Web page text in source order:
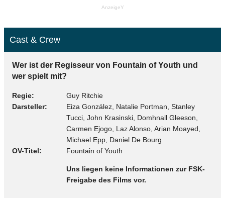
AnzeigeY
Cast & Crew
Wer ist der Regisseur von Fountain of Youth und
wer spielt mit?
Regie
Guy Ritchie
Darsteller
Eiza González, Natalie Portman, Stanley
Tucci, John Krasinski, Domhnall Gleeson,
Carmen Ejogo, Laz Alonso, Arian Moayed,
Michael Epp, Daniel De Bourg
OV-Titel
Fountain of Youth
Uns liegen keine Informationen zur FSK-
Freigabe des Films vor.